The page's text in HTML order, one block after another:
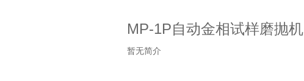
MP-1P自动金相试样磨抛机
暂无简介